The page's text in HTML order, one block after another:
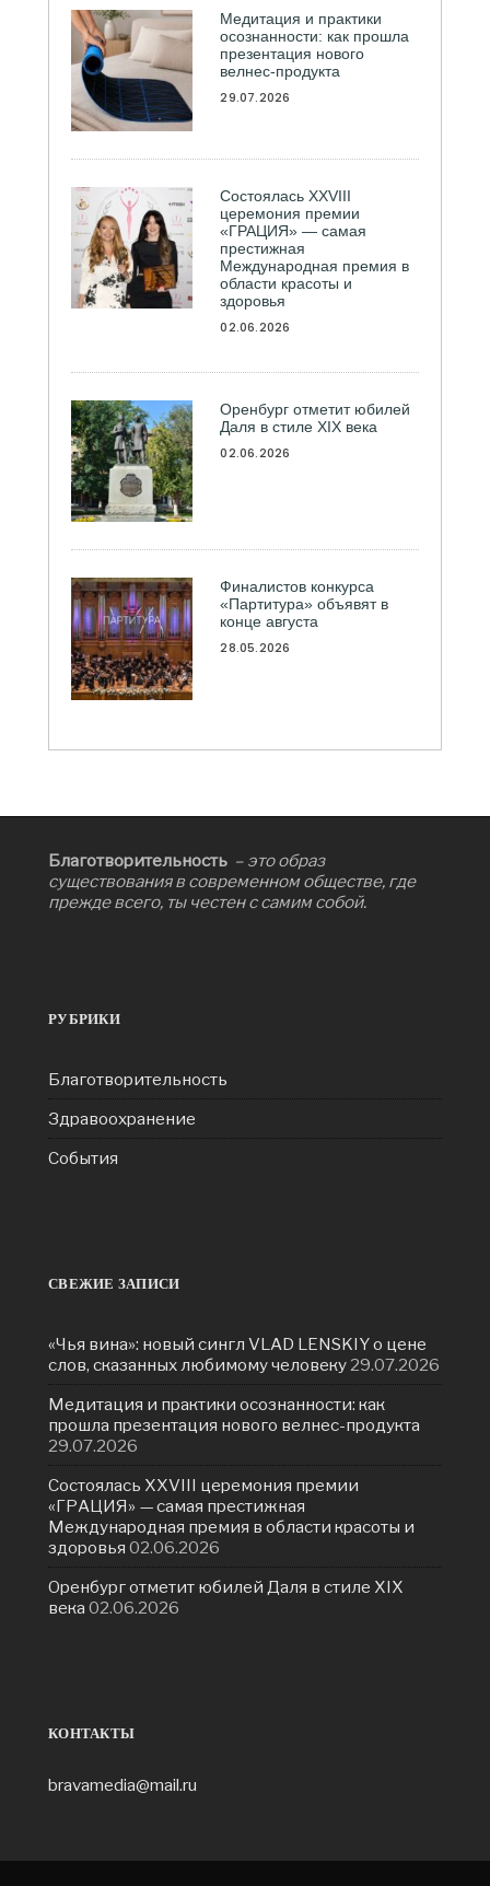
Медитация и практики
осознанности: как прошла
презентация нового
велнес-продукта
29.07.2026
Состоялась ХXVIII
церемония премии
«ГРАЦИЯ» — самая
престижная
Международная премия в
области красоты и
здоровья
02.06.2026
Оренбург отметит юбилей
Даля в стиле XIX века
02.06.2026
Финалистов конкурса
«Партитура» объявят в
конце августа
28.05.2026
Благотворительность – это образ
существования в современном обществе, где
прежде всего, ты честен с самим собой.
РУБРИКИ
Благотворительность
Здравоохранение
События
СВЕЖИЕ ЗАПИСИ
«Чья вина»: новый сингл VLAD LENSKIY о цене
слов, сказанных любимому человеку 29.07.2026
Медитация и практики осознанности: как
прошла презентация нового велнес-продукта
29.07.2026
Состоялась ХXVIII церемония премии
«ГРАЦИЯ» — самая престижная
Международная премия в области красоты и
здоровья 02.06.2026
Оренбург отметит юбилей Даля в стиле XIX
века 02.06.2026
КОНТАКТЫ
bravamedia@mail.ru